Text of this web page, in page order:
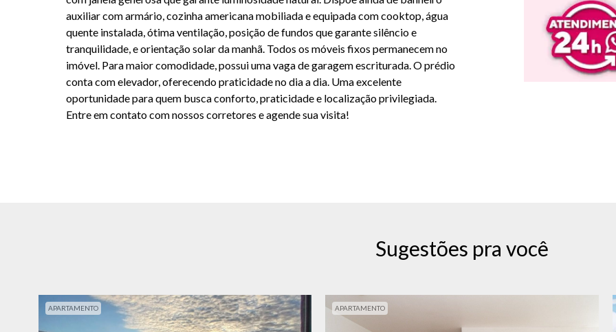
auxiliar com armário, cozinha americana mobiliada e equipada com cooktop, água
quente instalada, ótima ventilação, posição de fundos que garante silêncio e
tranquilidade, e orientação solar da manhã. Todos os móveis fixos permanecem no
imóvel. Para maior comodidade, possui uma vaga de garagem escriturada. O prédio
conta com elevador, oferecendo praticidade no dia a dia. Uma excelente
oportunidade para quem busca conforto, praticidade e localização privilegiada.
Entre em contato com nossos corretores e agende sua visita!
Sugestões pra você
APARTAMENTO APARTAMENTO